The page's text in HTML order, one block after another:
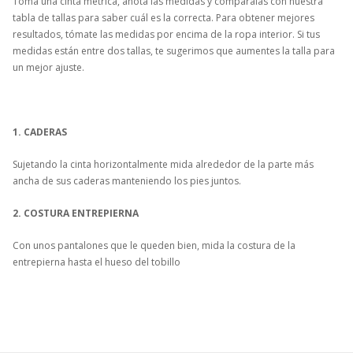
tabla de tallas para saber cuál es la correcta. Para obtener mejores
resultados, tómate las medidas por encima de la ropa interior. Si tus
medidas están entre dos tallas, te sugerimos que aumentes la talla para
un mejor ajuste.
1. CADERAS
Sujetando la cinta horizontalmente mida alrededor de la parte más
ancha de sus caderas manteniendo los pies juntos.
2. COSTURA ENTREPIERNA
Con unos pantalones que le queden bien, mida la costura de la
entrepierna hasta el hueso del tobillo